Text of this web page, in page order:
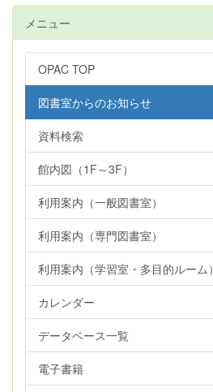
メニュー
OPAC TOP
図書室からのお知らせ
資料検索
館内図（1F～3F）
利用案内（一般図書室）
利用案内（専門図書室）
利用案内（学習室・多目的ルーム）
カレンダー
データベース一覧
電子書籍